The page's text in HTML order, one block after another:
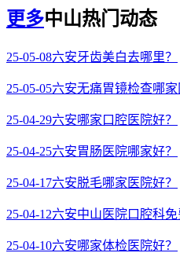
更多中山热门动态
25-05-08六安牙齿美白去哪里？
25-05-05六安无痛胃镜检查哪家
25-04-29六安哪家口腔医院好？
25-04-25六安胃肠医院哪家好？
25-04-17六安脱毛哪家医院好？
25-04-12六安中山医院口腔科免
25-04-10六安哪家体检医院好？